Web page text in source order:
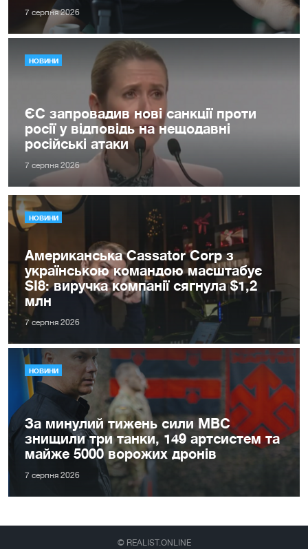
7 серпня 2026
НОВИНИ
ЄС запровадив нові санкції проти
росії у відповідь на нещодавні
російські атаки
7 серпня 2026
НОВИНИ
Американська Cassator Corp з
українською командою масштабує
SI8: виручка компанії сягнула $1,2
млн
7 серпня 2026
НОВИНИ
За минулий тижень сили МВС
знищили три танки, 149 артсистем та
майже 5000 ворожих дронів
7 серпня 2026
© REALIST.ONLINE